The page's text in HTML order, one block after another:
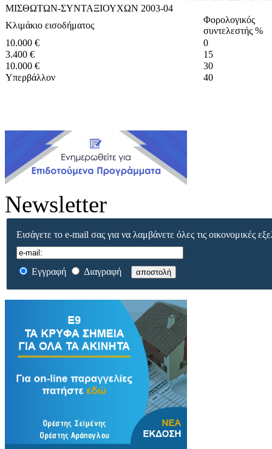
ΜΙΣΘΩΤΩΝ-ΣΥΝΤΑΞΙΟΥΧΩΝ 2003-04
Κλιμάκιο εισοδήματος
Φορολογικός
συντελεστής %
10.000 €
0
3.400 €
15
10.000 €
30
Υπερβάλλον
40
Newsletter
Εισάγετε το e-mail σας για να λαμβάνετε όλες τις οικονομικές
Εγγραφή Διαγραφή αποστολή